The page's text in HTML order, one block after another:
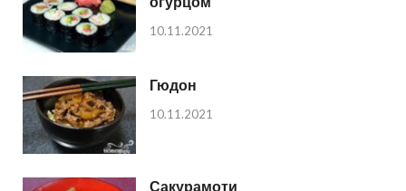
10.11.2021
Гюдон
10.11.2021
Сакурамоти